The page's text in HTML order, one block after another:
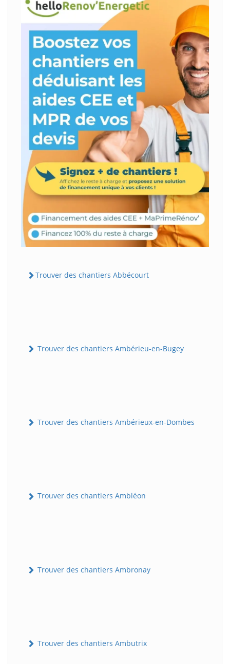
Trouver des chantiers Abbécourt
Trouver des chantiers Ambérieu-en-Bugey
Trouver des chantiers Ambérieux-en-Dombes
Trouver des chantiers Ambléon
Trouver des chantiers Ambronay
Trouver des chantiers Ambutrix